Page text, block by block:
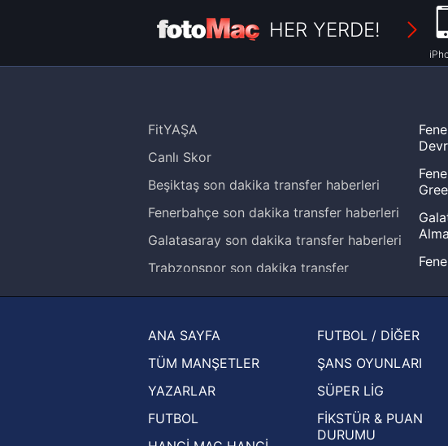
HER YERDE!
FitYAŞA
Canlı Skor
Beşiktaş son dakika transfer haberleri
Fenerbahçe son dakika transfer haberleri
Galatasaray son dakika transfer haberleri
Trabzonspor son dakika transfer
Ziraat Türkiye Kupası haberleri
UEFA Şampiyonlar Ligi haberleri
UEFA Avrupa Ligi haberleri
UEFA Konferans Ligi haberleri
ANA SAYFA
TÜM MANŞETLER
YAZARLAR
FUTBOL
FUTBOL / DİĞER
ŞANS OYUNLARI
SÜPER LİG
FİKSTÜR & PUAN
DURUMU